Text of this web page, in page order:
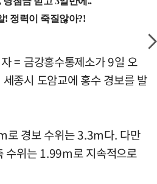
= 금강홍수통제소가 9일 오
종시 도암교에 홍수 경보를 발
로 경보 수위는 3.3m다. 다만
수위는 1.99m로 지속적으로